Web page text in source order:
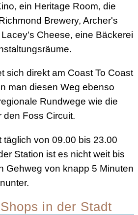
ein Heritage Room, die
Brewery, Archer's
Cheese, eine Bäckerei
sich direkt am Coast To Coast
man diesen Weg ebenso
Rundwege wie die
den Foss Circuit.
täglich von 09.00 bis 23.00
Station ist es nicht weit bis
Gehweg von knapp 5 Minuten
in der Stadt